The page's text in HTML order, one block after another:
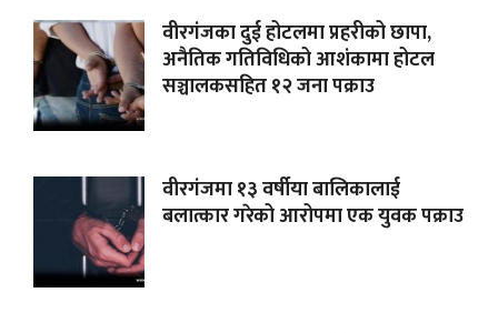
वीरगंजका दुई होटलमा प्रहरीको छापा,
अनैतिक गतिविधिको आशंकामा होटल
सञ्चालकसहित १२ जना पक्राउ
वीरगंजमा १३ वर्षीया बालिकालाई
बलात्कार गरेको आरोपमा एक युवक पक्राउ